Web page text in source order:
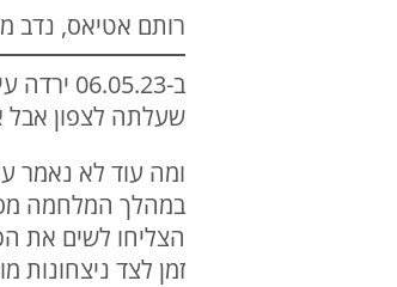
רותם אטיאס, נדב
שעלתה לצפון
ומה עוד לא נאמר
במהלך המלחמה
הצליחו לשים את
זמן לצד